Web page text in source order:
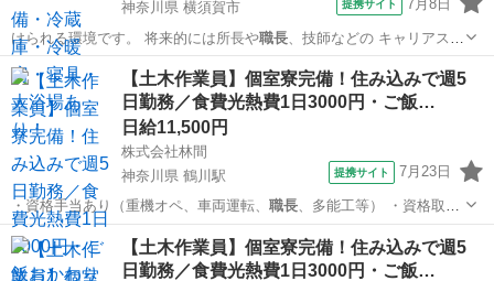
神奈川県 横須賀市 提携サイト 7月8日
けられる環境です。 将来的には所長や職長、技師などの キャリアステ
ップも用意さ…
神奈川 横須賀市 工場
【土木作業員】個室寮完備！住み込みで週5
日勤務／食費光熱費1日3000円・ご飯…
日給11,500円
株式会社林間
神奈川県 鶴川駅
提携サイト 7月23日
・資格手当あり（重機オペ、車両運転、 職長、多能工等） ・資格取得
支援あり ・日…
神奈川 鶴川駅 大工
【土木作業員】個室寮完備！住み込みで週5
日勤務／食費光熱費1日3000円・ご飯…